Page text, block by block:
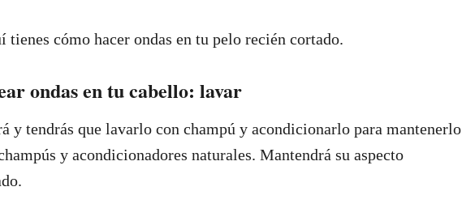
tienes cómo hacer ondas en tu pelo recién cortado.
ondas en tu cabello: lavar
y tendrás que lavarlo con champú y acondicionarlo para mantenerlo
y acondicionadores naturales. Mantendrá su aspecto